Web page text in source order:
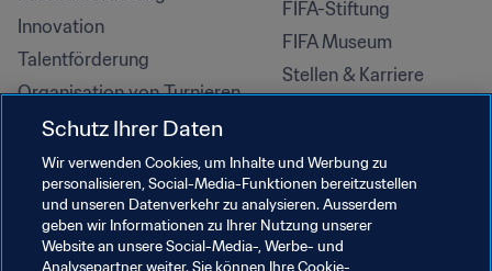
Innovation
Talentförderung
Organisation von Turnieren
Nachhaltigkeit
Menschenrechte und
Antidiskriminierung
Gesundheit und Medizin
Bildungsinitiativen
FIFA-Stiftung
FIFA Museum
Stellen & Karriere
Schutz Ihrer Daten
Wir verwenden Cookies, um Inhalte und Werbung zu
personalisieren, Social-Media-Funktionen bereitzustellen
und unseren Datenverkehr zu analysieren. Ausserdem
geben wir Informationen zu Ihrer Nutzung unserer
Website an unsere Social-Media-, Werbe- und
Analysepartner weiter. Sie können Ihre Cookie-